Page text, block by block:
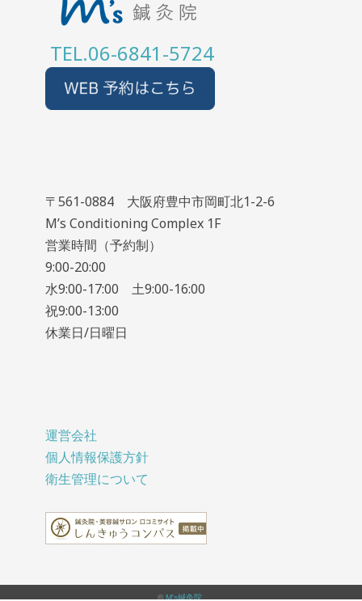
TEL.06-6841-5724
〒561-0884 大阪府豊中市岡町北1-2-6
M’s Conditioning Complex 1F
営業時間（予約制）
9:00-20:00
水9:00-17:00 土9:00-16:00
祝9:00-13:00
休業日/日曜日
運営会社
個人情報保護方針
衛生管理について
© M's鍼灸院